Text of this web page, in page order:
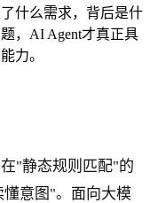
什么需求，背后是什
，AI Agent才真正具
力。
"静态规则匹配"的
意图"。面向大模